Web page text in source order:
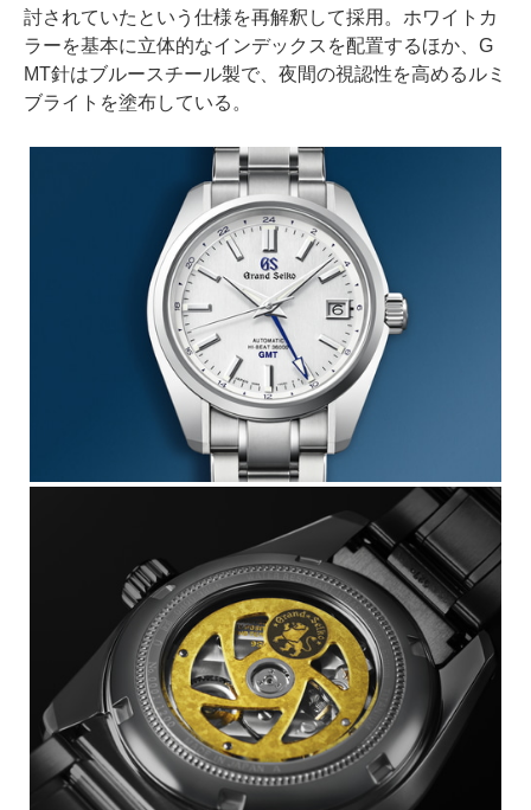
討されていたという仕様を再解釈して採用。ホワイトカ
ラーを基本に立体的なインデックスを配置するほか、G
MT針はブルースチール製で、夜間の視認性を高めるルミ
ブライトを塗布している。